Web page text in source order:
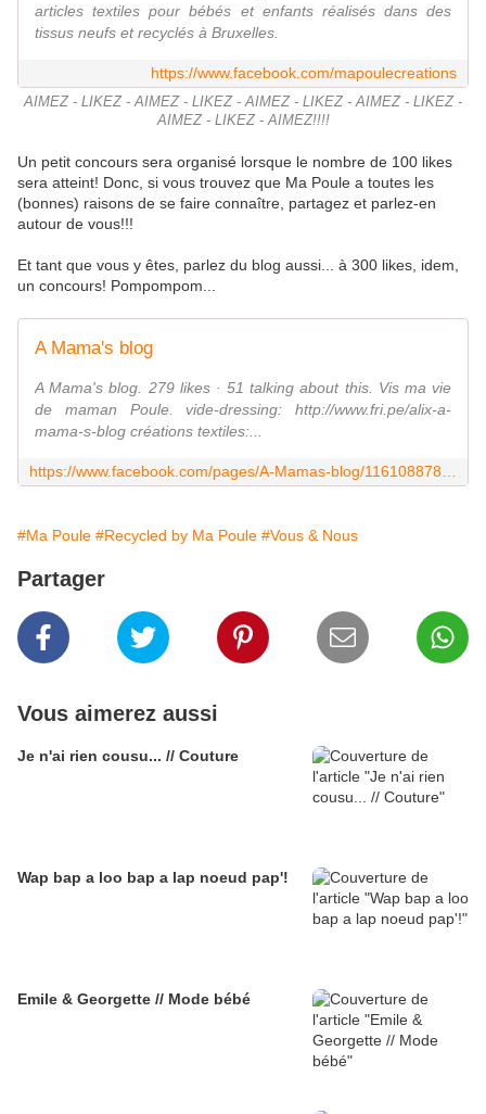
articles textiles pour bébés et enfants réalisés dans des
tissus neufs et recyclés à Bruxelles.
https://www.facebook.com/mapoulecreations
AIMEZ - LIKEZ - AIMEZ - LIKEZ - AIMEZ - LIKEZ - AIMEZ - LIKEZ -
AIMEZ - LIKEZ - AIMEZ!!!!
Un petit concours sera organisé lorsque le nombre de 100 likes
sera atteint! Donc, si vous trouvez que Ma Poule a toutes les
(bonnes) raisons de se faire connaître, partagez et parlez-en
autour de vous!!!
Et tant que vous y êtes, parlez du blog aussi... à 300 likes, idem,
un concours! Pompompom...
A Mama's blog
A Mama's blog. 279 likes · 51 talking about this. Vis ma vie
de maman Poule. vide-dressing: http://www.fri.pe/alix-a-
mama-s-blog créations textiles:...
#Ma Poule #Recycled by Ma Poule #Vous & Nous
Partager
Vous aimerez aussi
Je n'ai rien cousu... // Couture
Wap bap a loo bap a lap noeud pap'!
Emile & Georgette // Mode bébé